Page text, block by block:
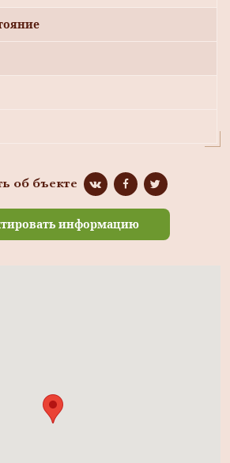
об бъекте
информацию